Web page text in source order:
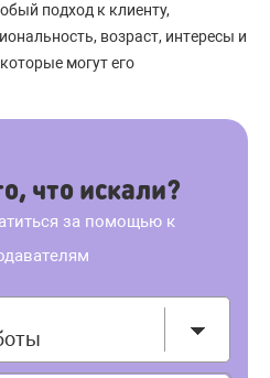
подход к клиенту,
возраст, интересы и
могут его
что искали?
за помощью к